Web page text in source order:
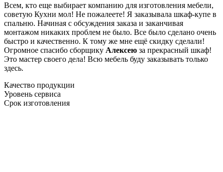
Всем, кто еще выбирает компанию для изготовления мебели,
советую Кухни мол! Не пожалеете! Я заказывала шкаф-купе в
спальню. Начиная с обсуждения заказа и заканчивая
монтажом никаких проблем не было. Все было сделано очень
быстро и качественно. К тому же мне ещё скидку сделали!
Огромное спасибо сборщику Алексею за прекрасный шкаф!
Это мастер своего дела! Всю мебель буду заказывать только
здесь.
Качество продукции
Уровень сервиса
Срок изготовления